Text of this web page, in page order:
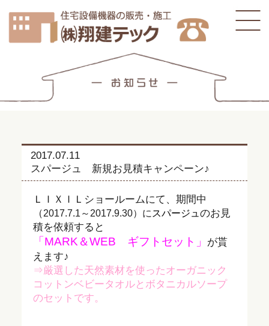
2017.07.11
スパージュ 新規お見積キャンペーン♪
ＬＩＸＩＬショールームにて、期間中
（2017.7.1～2017.9.30）に スパージュ のお見
積を依頼すると
「MARK＆WEB ギフトセット」
が貰
えます♪
⇒厳選した天然素材を使ったオーガニック
コットンベビータオルとボタニカルソープ
のセットです。